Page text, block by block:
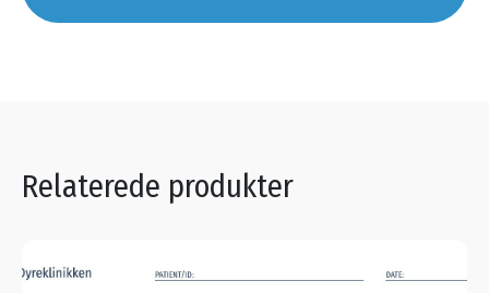
Relaterede produkter